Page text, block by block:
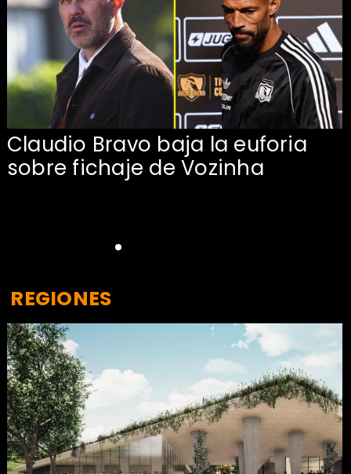
Claudio Bravo baja la euforia
sobre fichaje de Vozinha
REGIONES